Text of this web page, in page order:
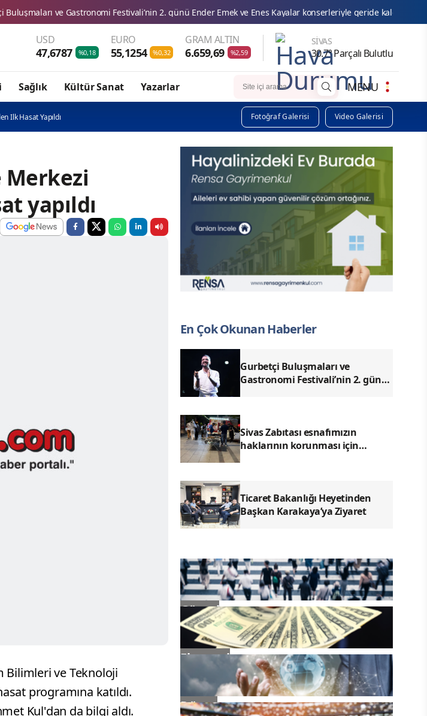
Gastronomi Festivali’nin 2. günü Ender Emek ve Enes Kayalar konserleriyle geride kaldı. ÇOCUĞU
USD
47,6787 %0,18
EURO
55,1254 %0,32
GRAM ALTIN
6.659,69 %2,59
SIVAS
30.7° Parçalı Bulutlu
Sağlık Kültür Sanat Yazarlar MENU
Ilk Hasat Yapıldı Fotoğraf Galerisi Video Galerisi
Merkezi
yapıldı
Bilimleri ve Teknoloji
programına katıldı.
Kul'dan da bilgi aldı.
En Çok Okunan Haberler
Gurbetçi Buluşmaları ve
Gastronomi Festivali’nin 2. günü
Sivas Zabıtası esnafımızın
haklarının korunması için
Ticaret Bakanlığı Heyetinden
Başkan Karakaya’ya Ziyaret
Güncel
Ekonomi
Dünya